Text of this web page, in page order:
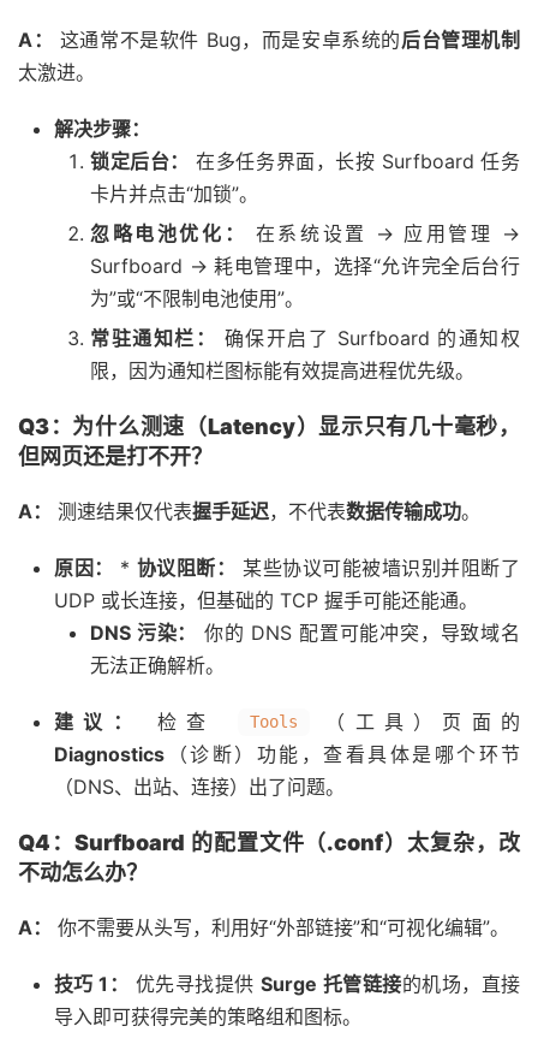
A： 这通常不是软件 Bug，而是安卓系统的后台管理机制
太激进。
解决步骤：
锁定后台：
在多任务界面，长按 Surfboard 任务
卡片并点击“加锁”。
忽略电池优化：
在系统设置 -> 应用管理 ->
Surfboard -> 耗电管理中，选择“允许完全后台行
为”或“不限制电池使用”。
常驻通知栏：
确保开启了 Surfboard 的通知权
限，因为通知栏图标能有效提高进程优先级。
Q3：为什么测速（Latency）显示只有几十毫秒，
但网页还是打不开？
A： 测速结果仅代表握手延迟，不代表数据传输成功。
原因： * 协议阻断：
某些协议可能被墙识别并阻断了
UDP 或长连接，但基础的 TCP 握手可能还能通。
DNS 污染：
你的 DNS 配置可能冲突，导致域名
无法正确解析。
建议： 检查 Tools
（工具）页面的
Diagnostics （诊断）功能，查看具体是哪个环节
（DNS、出站、连接）出了问题。
Q4：Surfboard 的配置文件（.conf）太复杂，改
不动怎么办？
A： 你不需要从头写，利用好“外部链接”和“可视化编辑”。
技巧 1： 优先寻找提供Surge 托管链接的机场，直接
导入即可获得完美的策略组和图标。